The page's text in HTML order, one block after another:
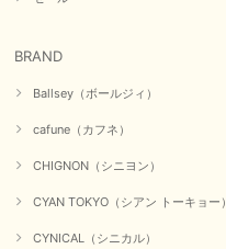
BRAND
Ballsey（ボールジィ）
cafune（カフネ）
CHIGNON（シニヨン）
CYAN TOKYO（シアン トーキョー）
CYNICAL（シニカル）